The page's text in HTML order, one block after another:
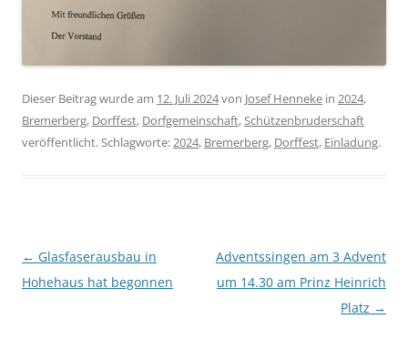
Dieser Beitrag wurde am 12. Juli 2024von Josef Henneke in 2024,
Bremerberg, Dorffest, Dorfgemeinschaft,Schützenbruderschaft
veröffentlicht. Schlagworte:2024, Bremerberg, Dorffest, Einladung.
Beitragsnavigation
← Glasfaserausbau in
Hohehaus hat begonnen
Adventssingen am 3 Advent
um 14.30 am Prinz Heinrich
Platz →